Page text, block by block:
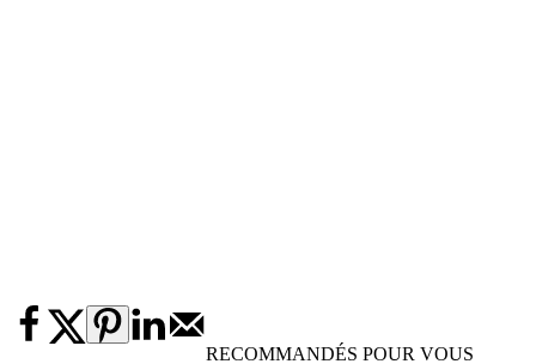
RECOMMANDÉS POUR VOUS